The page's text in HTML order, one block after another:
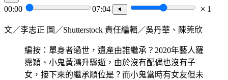
00:00 07:04 1
文／李志正 圖／Shutterstock 責任編輯／吳丹華、陳莞欣
編按：單身者過世，遺產由誰繼承？2020年藝人羅
霈穎、小鬼黃鴻升驟逝，由於沒有配偶也沒有子
女，接下來的繼承順位是？而小鬼當時有女友但未